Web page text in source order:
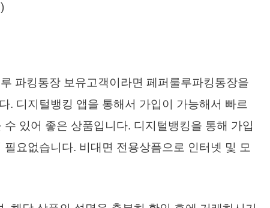
파킹통장 보유고객이라면 페퍼룰루파킹통장을
. 디지털뱅킹 앱을 통해서 가입이 가능해서 빠르
있어 좋은 상품입니다. 디지털뱅킹을 통해 가입
요없습니다. 비대면 전용상픔으로 인터넷 및 모